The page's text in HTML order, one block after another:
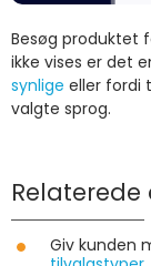
Besøg produktet
ikke vises er det
synlige eller fordi
valgte sprog.
Relaterede
Giv kunden